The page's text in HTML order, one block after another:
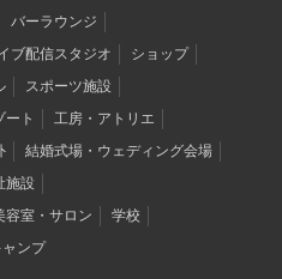
バーラウンジ
ブ配信スタジオ
ショップ
スポーツ施設
ート
工房・アトリエ
結婚式場・ウェディング会場
施設
容室・サロン
学校
ンプ